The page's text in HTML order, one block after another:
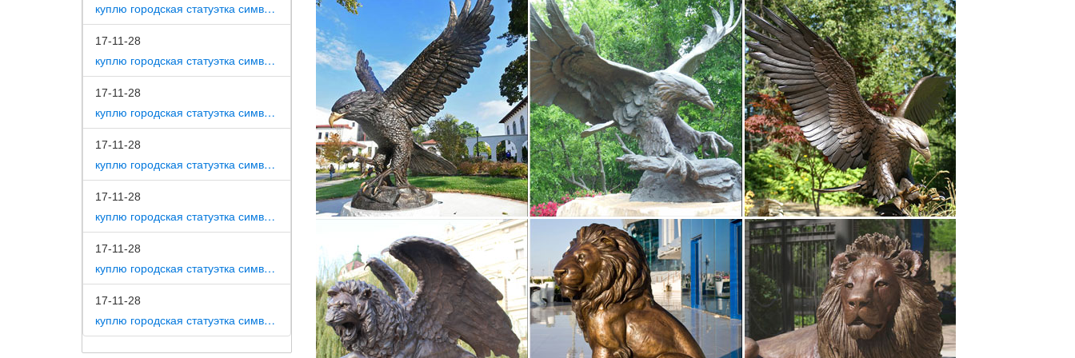
куплю городская статуэтка символ собака как вид изобразительного искусства
17-11-28
куплю городская статуэтка символ собака на постаменте
17-11-28
куплю городская статуэтка символ собака в романской скульптуре
17-11-28
куплю городская статуэтка символ собака в царском селе
17-11-28
куплю городская статуэтка символ собака в движении 7 класс
17-11-28
куплю городская статуэтка символ собака в скульптуре древней греции
17-11-28
куплю городская статуэтка символ собака в школе искусств
фигурки и сувениры. Символ года Обезьяны.
Статуэтки – символ года 2018 СОБАКА купить в Москва
*Фигурка декоративная Собака. 100. КУПИТЬ. Минимальный заказ: 4шт. Код товара: rm-261533. *Фигурка декоративная
Собака.
Фигурки, статуэтки, игрушки – купить в Чебоксарах на…
«Фигурки, статуэтки, игрушки» на интернет-аукционе Au.ru. Сувениры, подарки – все, что сюда относится, вы можете у нас
недорого купить и выгодно продать.Фигурки, статуэтки, игрушки в Чебоксарах. Что ищем? Найти.
Статуэтки и Фигурки в Чебоксарах
Сувенирная продукция – Статуэтки и Фигурки, купить недорого в Чебоксарах.В Индии «Будда» – символ воплощения
абсолютной истины и просветления, богатства, достатка и счастья.
Купить статуэтки в Чебоксарах – Я Покупаю
Статуэтки в Чебоксарах. товары компании.Артишок декоративный DG HOME DG-D-1298. 1 300 руб.Компания: Mebelion –
магазин товаров для дома. Статуэтка Lumgrand (22.7х19.5 см) Собака 1100484-A02 CF.
Статуэтки в интернет-магазине Wildberries.ru
Полотенца банные. Салфетницы кухонные. Статуэтки. Стопперы. Тарелки декоративные. Фартуки кухонные.